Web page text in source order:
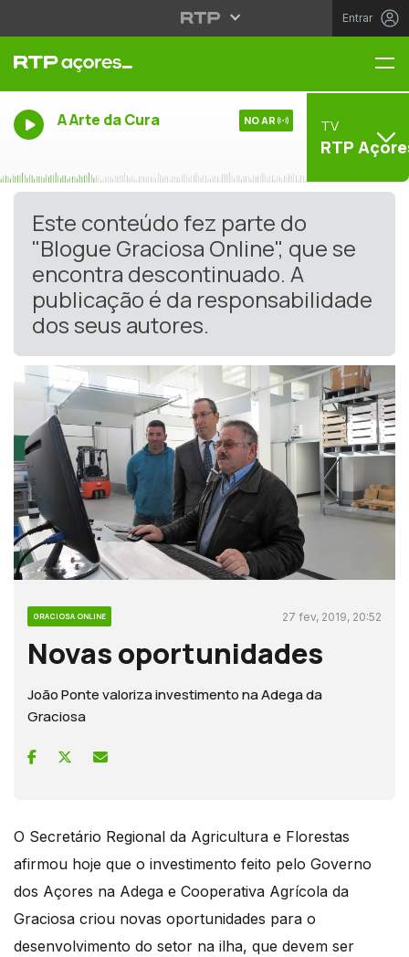
Entrar
A Arte da Cura NO AR TV
RTP
Este conteúdo fez parte do
"Blogue Graciosa Online", que se
encontra descontinuado. A
publicação é da responsabilidade
dos seus autores.
GRACIOSA ONLINE 27 fev, 2019, 20:52
Novas oportunidades
João Ponte valoriza investimento na Adega da
Graciosa
O Secretário Regional da Agricultura e Florestas
afirmou hoje que o investimento feito pelo Governo
dos Açores na Adega e Cooperativa Agrícola da
Graciosa criou novas oportunidades para o
desenvolvimento do setor na ilha, que devem ser